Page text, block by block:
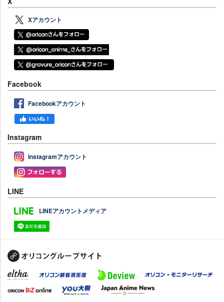
Xアカウント
Facebook
Facebookアカウント
Instagram
Instagramアカウント
LINE
LINEアカウントメディア